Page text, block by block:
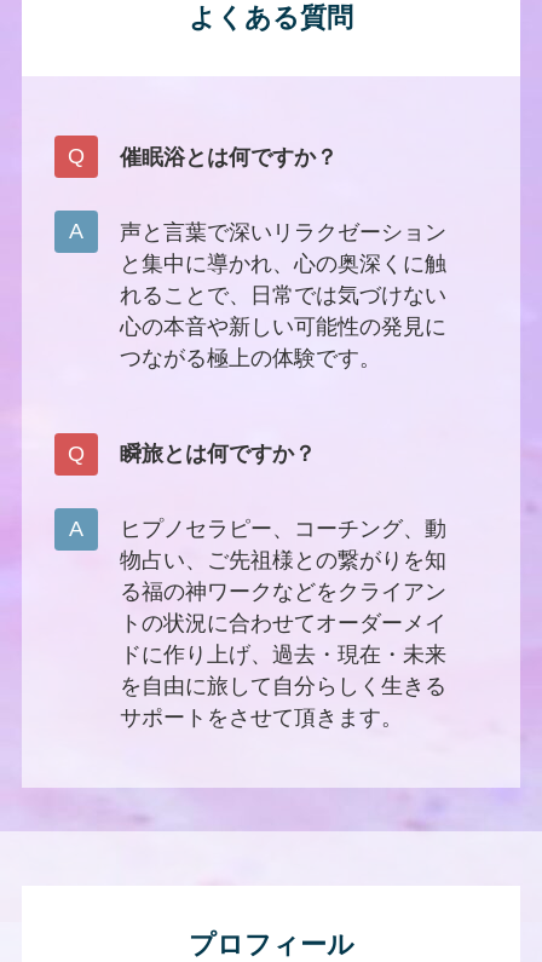
よくある質問
催眠浴とは何ですか？
声と言葉で深いリラクゼーション
と集中に導かれ、心の奥深くに触
れることで、日常では気づけない
心の本音や新しい可能性の発見に
つながる極上の体験です。
瞬旅とは何ですか？
ヒプノセラピー、コーチング、動
物占い、ご先祖様との繋がりを知
る福の神ワークなどをクライアン
トの状況に合わせてオーダーメイ
ドに作り上げ、過去・現在・未来
を自由に旅して自分らしく生きる
サポートをさせて頂きます。
プロフィール